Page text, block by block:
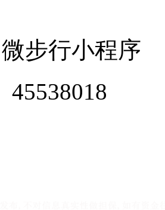
微步行小程序
45538018